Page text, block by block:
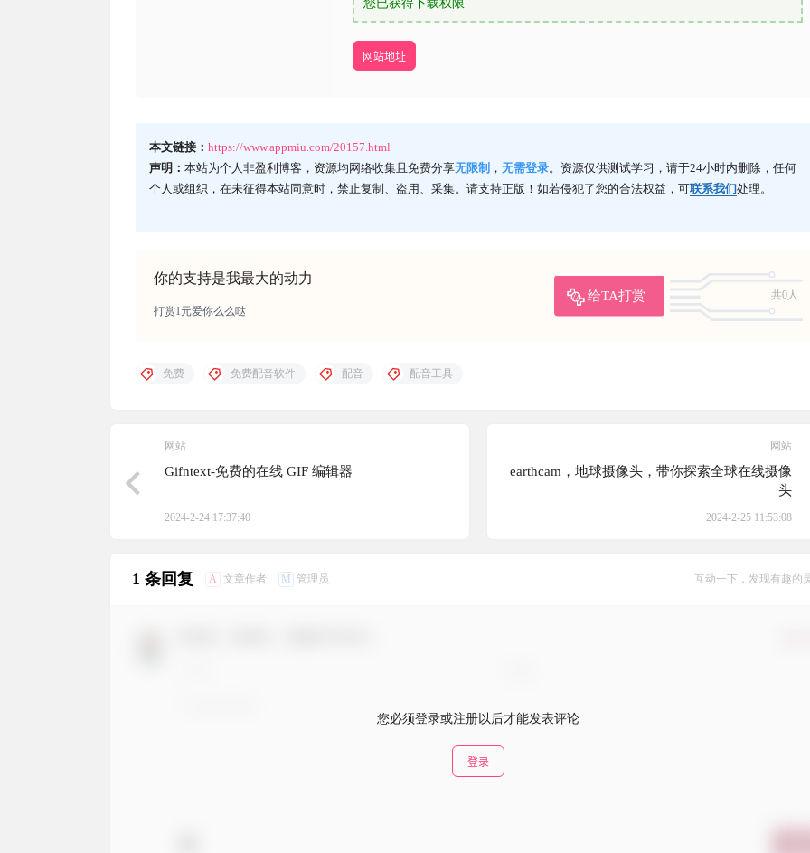
您已获得下载权限
网站地址
本文链接： https://www.appmiu.com/20157.html
声明： 本站为个人非盈利博客，资源均网络收集且免费分享无限制 ， 无需登录。资源仅供测试学习，请于24小时内删除，任何
个人或组织，在未征得本站同意时，禁止复制、盗用、采集。请支持正版！如若侵犯了您的合法权益，可联系我们处理。
你的支持是我最大的动力
给TA打赏
共0人
打赏1元爱你么么哒
免费 免费配音软件 配音 配音工具
网站
Gifntext-免费的在线 GIF 编辑器
2024-2-24 17:37:40
网站
earthcam，地球摄像头，带你探索全球在线摄像
头
2024-2-25 11:53:08
1 条回复 A 文章作者 M 管理员 互动一下，发现有趣的
您必须登录或注册以后才能发表评论
登录